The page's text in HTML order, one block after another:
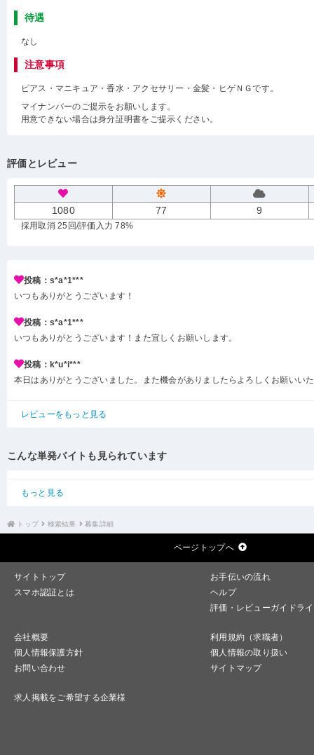
待遇
なし
注意事項
ピアス・マニキュア・香水・アクセサリー・金髪・ヒゲＮＧです。
マイナンバーのご提示をお願いします。
用意できない場合は身分証明書をご提示ください。
評価とレビュー
1080 77 9
採用取消 25回/評価入力 78%
投稿：s*a*1***
いつもありがとうございます！
投稿：s*a*1***
いつもありがとうございます！また宜しくお願いします。
投稿：k*u*i***
本日はありがとうございました。また機会がありましたらよろしくお願いい
レビューをもっと見る
こんな単発バイトも見られています
もっと見る
トップ 検索結果 募集詳細
ページトップへ
サイトトップ
お手伝いの流れ
スマホ認証とは
ヘルプ
評価・レビューガイドラ
会社概要
利用規約（求職者）
個人情報保護方針
個人情報の取り扱い
お問い合わせ
サイトマップ
求人掲載をご希望する企業様